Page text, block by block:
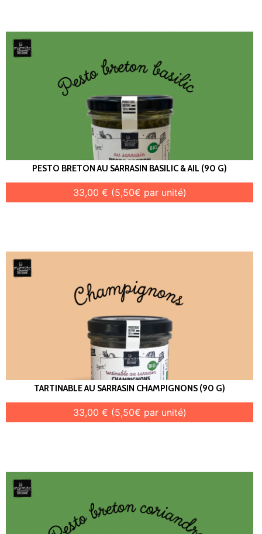
PESTO BRETON AU SARRASIN BASILIC & AIL (90 G)
33,00 € (5,50€ par unité)
TARTINABLE AU SARRASIN CHAMPIGNONS (90 G)
33,00 € (5,50€ par unité)